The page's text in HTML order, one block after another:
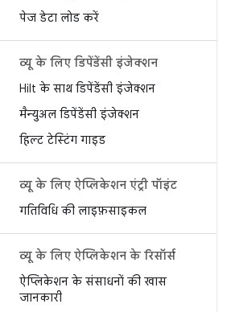
पेज डेटा लोड करें
व्यू के लिए डिपेंडेंसी इंजेक्शन
Hilt के साथ डिपेंडेंसी इंजेक्शन
मैन्युअल डिपेंडेंसी इंजेक्शन
हिल्ट टेस्टिंग गाइड
व्यू के लिए ऐप्लिकेशन एंट्री पॉइंट
गतिविधि की लाइफ़साइकल
व्यू के लिए ऐप्लिकेशन के रिसॉर्स
ऐप्लिकेशन के संसाधनों की खास
जानकारी